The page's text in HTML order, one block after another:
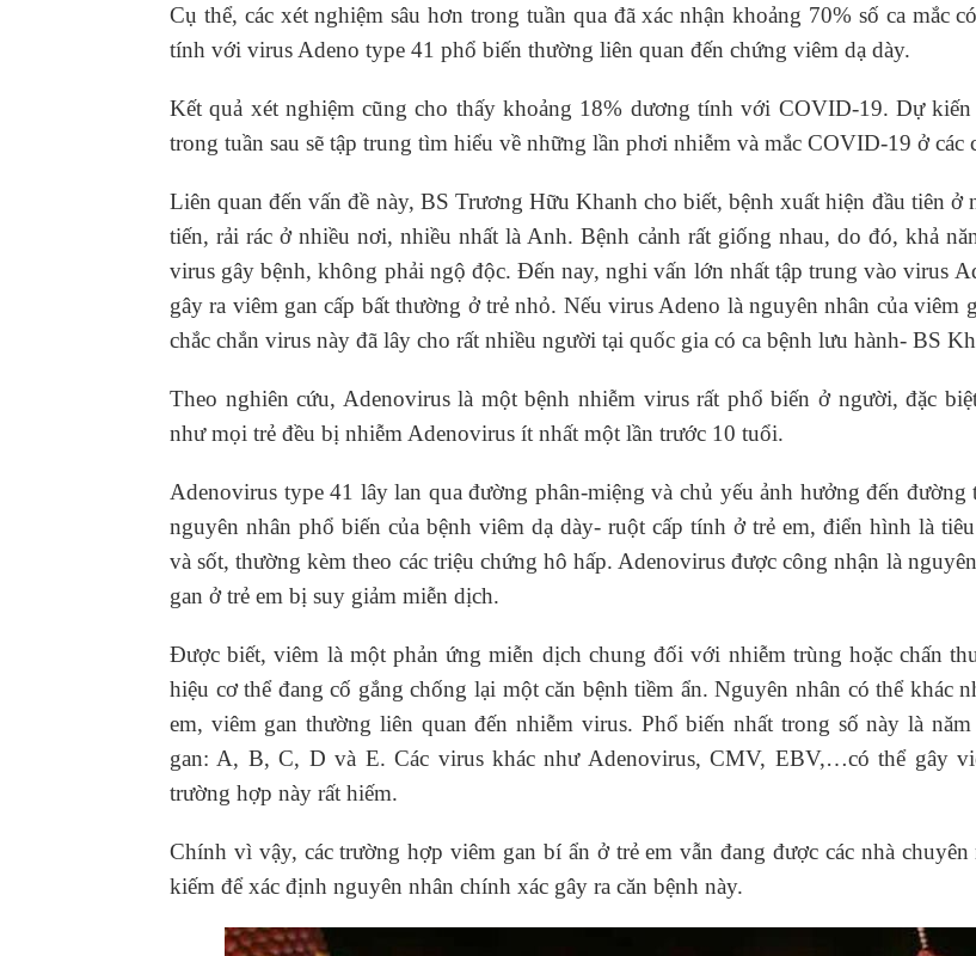
Cụ thể, các xét nghiệm sâu hơn trong tuần qua đã xác nhận khoảng 70% số ca mắc
tính với virus Adeno type 41 phổ biến thường liên quan đến chứng viêm dạ dày.
Kết quả xét nghiệm cũng cho thấy khoảng 18% dương tính với COVID-19. Dự kiến
trong tuần sau sẽ tập trung tìm hiểu về những lần phơi nhiễm và mắc COVID-19 ở các
Liên quan đến vấn đề này, BS Trương Hữu Khanh cho biết, bệnh xuất hiện đầu tiên ở
tiến, rải rác ở nhiều nơi, nhiều nhất là Anh. Bệnh cảnh rất giống nhau, do đó, khả
virus gây bệnh, không phải ngộ độc. Đến nay, nghi vấn lớn nhất tập trung vào virus
gây ra viêm gan cấp bất thường ở trẻ nhỏ. Nếu virus Adeno là nguyên nhân của viêm
chắc chắn virus này đã lây cho rất nhiều người tại quốc gia có ca bệnh lưu hành- BS
Theo nghiên cứu, Adenovirus là một bệnh nhiễm virus rất phổ biến ở người, đặc
như mọi trẻ đều bị nhiễm Adenovirus ít nhất một lần trước 10 tuổi.
Adenovirus type 41 lây lan qua đường phân-miệng và chủ yếu ảnh hưởng đến đường
nguyên nhân phổ biến của bệnh viêm dạ dày- ruột cấp tính ở trẻ em, điển hình là
và sốt, thường kèm theo các triệu chứng hô hấp. Adenovirus được công nhận là
gan ở trẻ em bị suy giảm miễn dịch.
Được biết, viêm là một phản ứng miễn dịch chung đối với nhiễm trùng hoặc chấn
hiệu cơ thể đang cố gắng chống lại một căn bệnh tiềm ẩn. Nguyên nhân có thể khác
em, viêm gan thường liên quan đến nhiễm virus. Phổ biến nhất trong số này là
gan: A, B, C, D và E. Các virus khác như Adenovirus, CMV, EBV,…có thể gây
trường hợp này rất hiếm.
Chính vì vậy, các trường hợp viêm gan bí ẩn ở trẻ em vẫn đang được các nhà
kiếm để xác định nguyên nhân chính xác gây ra căn bệnh này.